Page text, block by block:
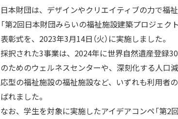
日本財団は、デザインやクリエイティブの力で福
「第2回日本財団みらいの福祉施設建築プロジェ
表彰式を、2023年3月14日（火）に実施しました。
採択された3事業は、2024年に世界自然遺産登録
のためのウェルネスセンターや、深刻化する人口
応型の福祉施設の福祉施設など、いずれも利用者
ばれました。
なお、学生を対象に実施したアイデアコンペ「第2